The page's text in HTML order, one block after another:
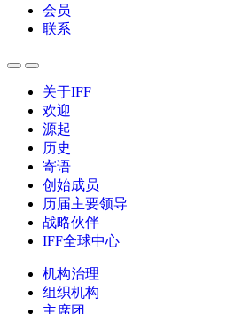
会员
联系
关于IFF
欢迎
源起
历史
寄语
创始成员
历届主要领导
战略伙伴
IFF全球中心
机构治理
组织机构
主席团